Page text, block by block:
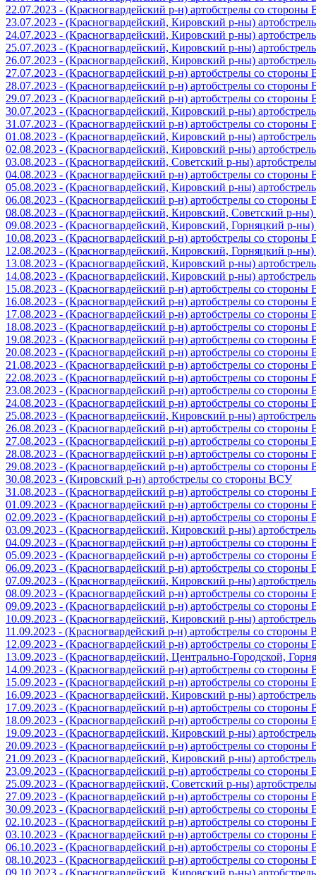
22.07.2023 - (Красногвардейский р-н) артобстрелы со
23.07.2023 - (Красногвардейский, Кировский р-ны)
24.07.2023 - (Красногвардейский, Кировский р-ны)
25.07.2023 - (Красногвардейский, Кировский р-ны)
26.07.2023 - (Красногвардейский, Кировский р-ны)
27.07.2023 - (Красногвардейский р-н) артобстрелы со
28.07.2023 - (Красногвардейский р-н) артобстрелы со
29.07.2023 - (Красногвардейский р-н) артобстрелы со
30.07.2023 - (Красногвардейский, Кировский р-ны)
31.07.2023 - (Красногвардейский р-н) артобстрелы со
01.08.2023 - (Красногвардейский, Кировский р-ны)
02.08.2023 - (Красногвардейский, Кировский р-ны)
03.08.2023 - (Красногвардейский, Советский р-ны)
04.08.2023 - (Красногвардейский р-н) артобстрелы со
05.08.2023 - (Красногвардейский, Кировский р-ны)
06.08.2023 - (Красногвардейский р-н) артобстрелы со
08.08.2023 - (Красногвардейский, Кировский, Советский р-
09.08.2023 - (Красногвардейский, Кировский, Горняцкий р-
10.08.2023 - (Красногвардейский р-н) артобстрелы со
12.08.2023 - (Красногвардейский, Кировский, Горняцкий р-
13.08.2023 - (Красногвардейский, Кировский р-ны)
14.08.2023 - (Красногвардейский, Кировский р-ны)
15.08.2023 - (Красногвардейский р-н) артобстрелы со
16.08.2023 - (Красногвардейский р-н) артобстрелы со
17.08.2023 - (Красногвардейский р-н) артобстрелы со
18.08.2023 - (Красногвардейский р-н) артобстрелы со
19.08.2023 - (Красногвардейский р-н) артобстрелы со
20.08.2023 - (Красногвардейский р-н) артобстрелы со
21.08.2023 - (Красногвардейский р-н) артобстрелы со
22.08.2023 - (Красногвардейский р-н) артобстрелы со
23.08.2023 - (Красногвардейский р-н) артобстрелы со
24.08.2023 - (Красногвардейский р-н) артобстрелы со
25.08.2023 - (Красногвардейский, Кировский р-ны)
26.08.2023 - (Красногвардейский р-н) артобстрелы со
27.08.2023 - (Красногвардейский р-н) артобстрелы со
28.08.2023 - (Красногвардейский р-н) артобстрелы со
29.08.2023 - (Красногвардейский р-н) артобстрелы со
30.08.2023 - (Кировский р-н) артобстрелы со стороны ВСУ
31.08.2023 - (Красногвардейский р-н) артобстрелы со
01.09.2023 - (Красногвардейский р-н) артобстрелы со
02.09.2023 - (Красногвардейский р-н) артобстрелы со
03.09.2023 - (Красногвардейский, Кировский р-ны)
04.09.2023 - (Красногвардейский р-н) артобстрелы со
05.09.2023 - (Красногвардейский р-н) артобстрелы со
06.09.2023 - (Красногвардейский р-н) артобстрелы со
07.09.2023 - (Красногвардейский, Кировский р-ны)
08.09.2023 - (Красногвардейский р-н) артобстрелы со
09.09.2023 - (Красногвардейский р-н) артобстрелы со
10.09.2023 - (Красногвардейский, Кировский р-ны)
11.09.2023 - (Красногвардейский р-н) артобстрелы со стороны
12.09.2023 - (Красногвардейский р-н) артобстрелы со
13.09.2023 - (Красногвардейский, Центрально-Городской,
14.09.2023 - (Красногвардейский р-н) артобстрелы со
15.09.2023 - (Красногвардейский р-н) артобстрелы со
16.09.2023 - (Красногвардейский, Кировский р-ны)
17.09.2023 - (Красногвардейский р-н) артобстрелы со
18.09.2023 - (Красногвардейский р-н) артобстрелы со
19.09.2023 - (Красногвардейский, Кировский р-ны)
20.09.2023 - (Красногвардейский р-н) артобстрелы со
21.09.2023 - (Красногвардейский, Кировский р-ны)
23.09.2023 - (Красногвардейский р-н) артобстрелы со
25.09.2023 - (Красногвардейский, Советский р-ны)
27.09.2023 - (Красногвардейский р-н) артобстрелы со
30.09.2023 - (Красногвардейский р-н) артобстрелы со
02.10.2023 - (Красногвардейский р-н) артобстрелы со
03.10.2023 - (Красногвардейский р-н) артобстрелы со
06.10.2023 - (Красногвардейский р-н) артобстрелы со
08.10.2023 - (Красногвардейский р-н) артобстрелы со
09.10.2023 - (Красногвардейский, Кировский р-ны)